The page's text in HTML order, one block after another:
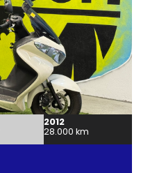
2012
28.000 km